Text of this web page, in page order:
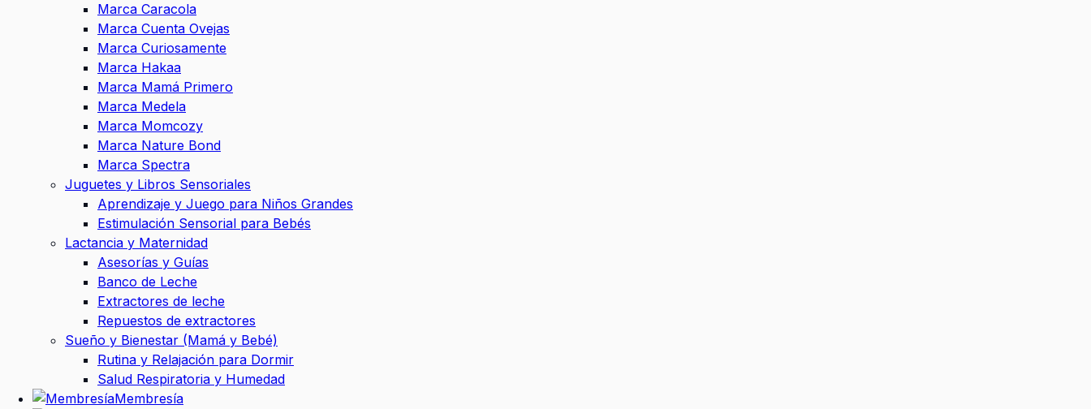
Marca Caracola
Marca Cuenta Ovejas
Marca Curiosamente
Marca Hakaa
Marca Mamá Primero
Marca Medela
Marca Momcozy
Marca Nature Bond
Marca Spectra
Juguetes y Libros Sensoriales
Aprendizaje y Juego para Niños Grandes
Estimulación Sensorial para Bebés
Lactancia y Maternidad
Asesorías y Guías
Banco de Leche
Extractores de leche
Repuestos de extractores
Sueño y Bienestar (Mamá y Bebé)
Rutina y Relajación para Dormir
Salud Respiratoria y Humedad
Membresía